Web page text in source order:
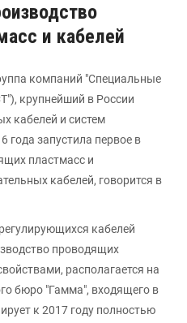
и кабелей
компаний "Специальные
крупнейший в России
кабелей и систем
года запустила первое в
пластмасс и
кабелей, говорится в
кабелей
проводящих
располагается на
бюро "Гамма", входящего в
к 2017 году полностью